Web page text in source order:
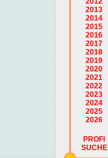
2013
2014
2015
2016
2017
2018
2019
2020
2021
2022
2023
2024
2025
2026
PROFI
SUCHE